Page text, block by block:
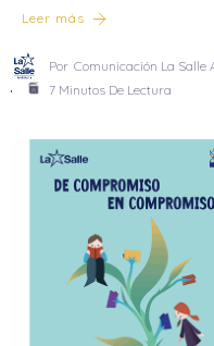
Leer más
Por Comunicación La Salle
7 Minutos De Lectura